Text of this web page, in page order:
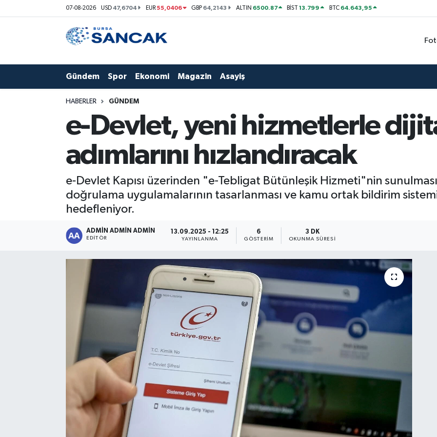
07-08-2026 USD 47,6704 EUR55,0406 GBP 64,2143 ALTIN 6500.87 BİST13.799 BTC 64.643,95
Gündem Spor Ekonomi Magazin Asayiş
HABERLER GÜNDEM
e-Devlet, yeni hizmetlerle
adımlarını hızlandıracak
e-Devlet Kapısı üzerinden "e-Tebligat Bütünleşik Hizmeti"nin
doğrulama uygulamalarının tasarlanması ve kamu ortak bildirim
hedefleniyor.
ADMİN ADMİN ADMİN
EDITÖR
13.09.2025 - 12:25
YAYINLANMA
6
GÖSTERIM
3 DK
OKUNMA SÜRESI
Hava Durumu
Son Dakika Haberleri
Haber Arşivi